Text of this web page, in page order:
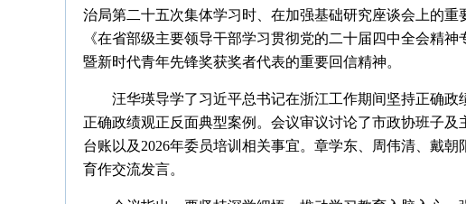
治局第二十五次集体学习时、在加强基础研究座谈会上的
《在省部级主要领导干部学习贯彻党的二十届四中全会精
暨新时代青年先锋奖获奖者代表的重要回信精神。
汪华瑛导学了习近平总书记在浙江工作期间坚持正确
正确政绩观正反面典型案例。会议审议讨论了市政协班子
台账以及2026年委员培训相关事宜。章学东、周伟清、戴
育作交流发言。